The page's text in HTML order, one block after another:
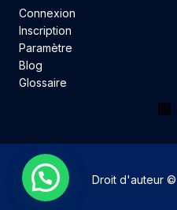
Connexion
Inscription
Paramètre
Blog
Glossaire
Droit d'auteur